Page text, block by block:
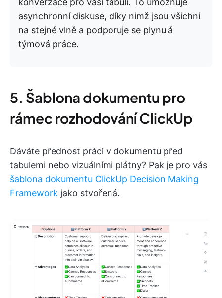
konverzace pro vaši tabuli. To umožňuje
asynchronní diskuse, díky nimž jsou všichni
na stejné vlně a podporuje se plynulá
týmová práce.
5. Šablona dokumentu pro
rámec rozhodování ClickUp
Dáváte přednost práci v dokumentu před
tabulemi nebo vizuálními plátny? Pak je pro vás
šablona dokumentu ClickUp Decision Making
Framework jako stvořená.